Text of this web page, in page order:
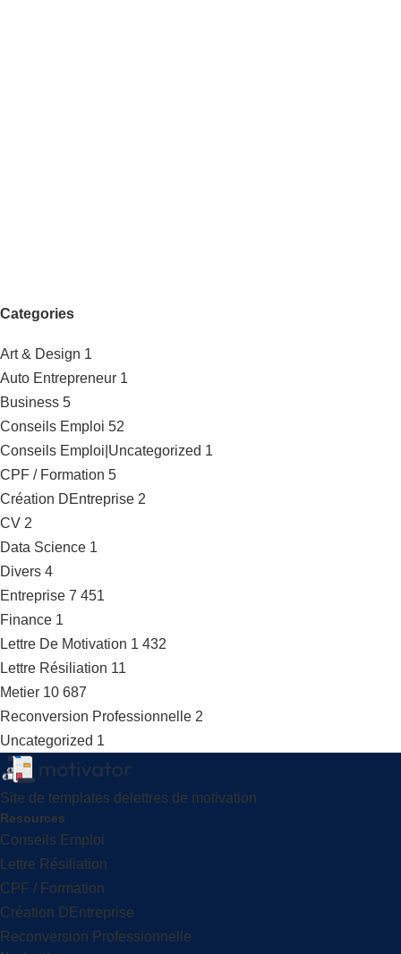
Categories
Art & Design 1
Auto Entrepreneur 1
Business 5
Conseils Emploi 52
Conseils Emploi|Uncategorized 1
CPF / Formation 5
Création DEntreprise 2
CV 2
Data Science 1
Divers 4
Entreprise 7 451
Finance 1
Lettre De Motivation 1 432
Lettre Résiliation 11
Metier 10 687
Reconversion Professionnelle 2
Uncategorized 1
Site de templates delettres de motivation
Resources
Conseils Emploi
Lettre Résiliation
CPF / Formation
Création DEntreprise
Reconversion Professionnelle